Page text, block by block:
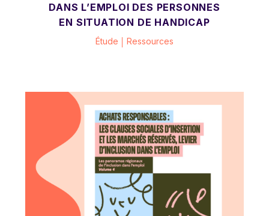
DANS L’EMPLOI DES PERSONNES
EN SITUATION DE HANDICAP
Étude Ressources